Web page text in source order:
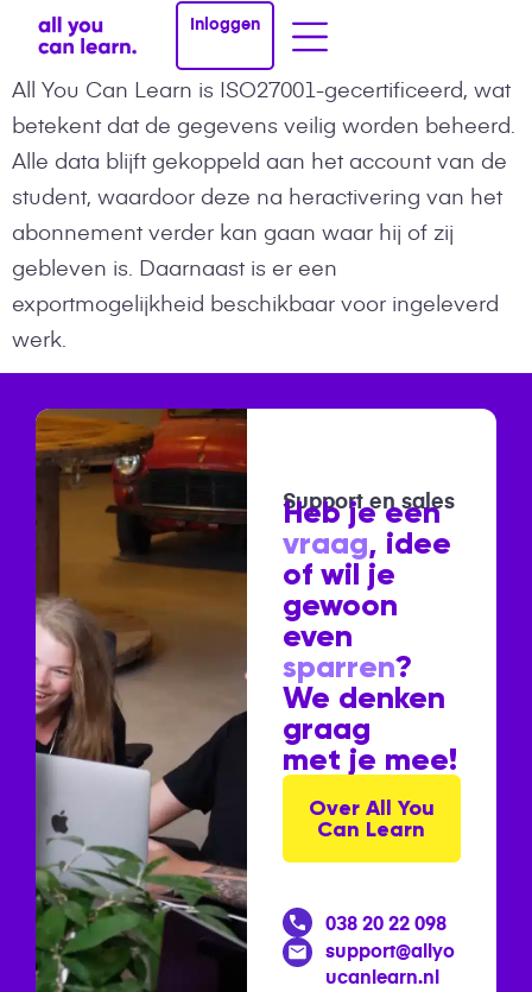
Inloggen
All You Can Learn is ISO27001-gecertificeerd, wat
betekent dat de gegevens veilig worden beheerd.
Alle data blijft gekoppeld aan het account van de
student, waardoor deze na heractivering van het
abonnement verder kan gaan waar hij of zij
gebleven is. Daarnaast is er een
exportmogelijkheid beschikbaar voor ingeleverd
werk.
Support en sales
Heb je een
vraag, idee
of wil je
gewoon
even
sparren?
We denken
graag
met je mee!
Over All You
Can Learn
038 20 22 098
support@allyo
ucanlearn.nl